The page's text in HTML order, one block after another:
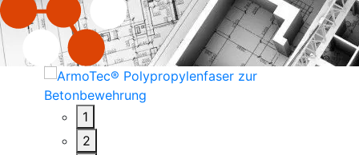
1
2